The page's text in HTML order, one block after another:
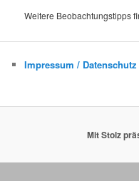
Weitere Beobachtungstipps
Impressum / Datenschutz
Mit Stolz